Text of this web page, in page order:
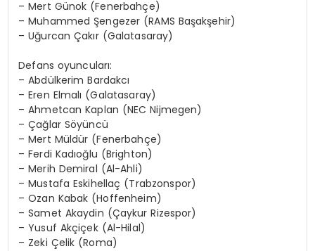
– Mert Günok (Fenerbahçe)
– Muhammed Şengezer (RAMS Başakşehir)
– Uğurcan Çakır (Galatasaray)
Defans oyuncuları:
– Abdülkerim Bardakcı
– Eren Elmalı (Galatasaray)
– Ahmetcan Kaplan (NEC Nijmegen)
– Çağlar Söyüncü
– Mert Müldür (Fenerbahçe)
– Ferdi Kadıoğlu (Brighton)
– Merih Demiral (Al-Ahli)
– Mustafa Eskihellaç (Trabzonspor)
– Ozan Kabak (Hoffenheim)
– Samet Akaydin (Çaykur Rizespor)
– Yusuf Akçiçek (Al-Hilal)
– Zeki Çelik (Roma)